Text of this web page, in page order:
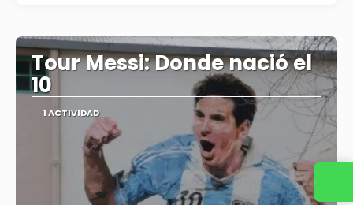
Tour Messi: Donde nació el
10
1 ACTIVIDAD
Contacta con nosotros